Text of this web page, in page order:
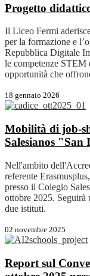
Progetto
Il Liceo Fermi
per la formazione e
Repubblica Digitale
le competenze STEM
opportunità che
18 gennaio 2026
Mobilità di job-
Salesianos
Nell'ambito
referente
presso il Colegio
ottobre 2025. Seguirà
due istituti.
02 novembre 2025
Report sul